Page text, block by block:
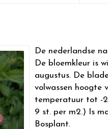
De nederlandse
De bloemkleur is
augustus. De
volwassen hoogte
temperatuur tot -
9 st. per m2.) Is
Bosplant.